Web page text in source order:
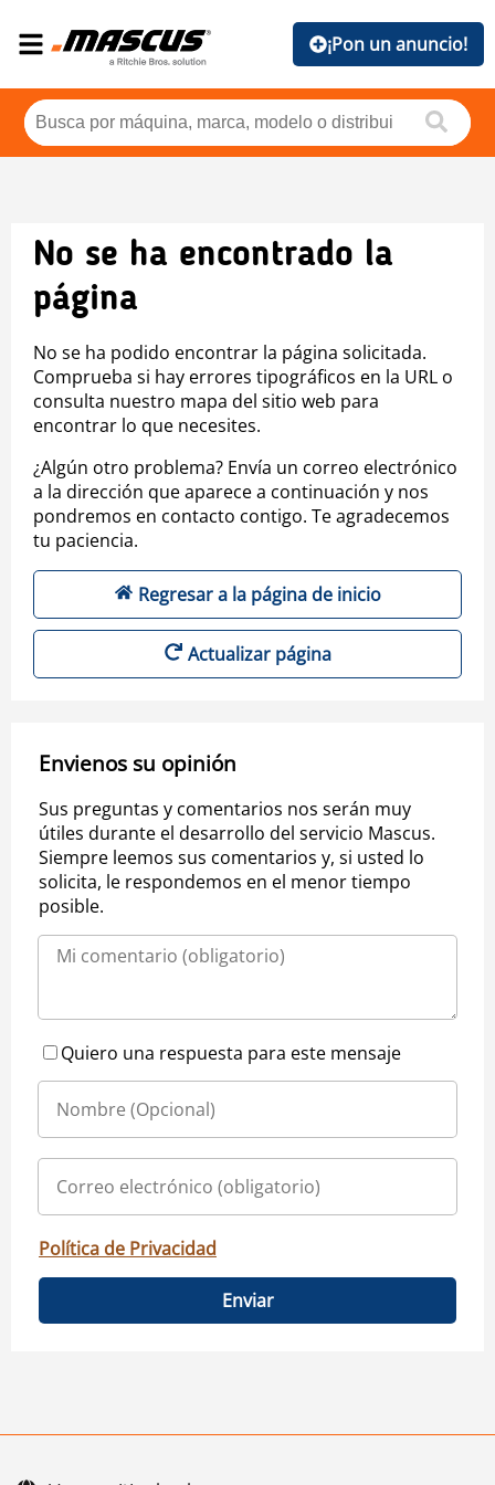
¡Pon un anuncio!
No se ha encontrado la
página
No se ha podido encontrar la página solicitada.
Comprueba si hay errores tipográficos en la URL o
consulta nuestro mapa del sitio web para
encontrar lo que necesites.
¿Algún otro problema? Envía un correo electrónico
a la dirección que aparece a continuación y nos
pondremos en contacto contigo. Te agradecemos
tu paciencia.
Regresar a la página de inicio
Actualizar página
Envienos su opinión
Sus preguntas y comentarios nos serán muy
útiles durante el desarrollo del servicio Mascus.
Siempre leemos sus comentarios y, si usted lo
solicita, le respondemos en el menor tiempo
posible.
Quiero una respuesta para este mensaje
Política de Privacidad
Enviar